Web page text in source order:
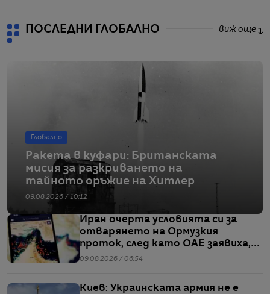
ПОСЛЕДНИ ГЛОБАЛНО виж още
Глобално
Ракета в куфари: Британската
мисия за разкриването на
тайното оръжие на Хитлер
09.08.2026 / 10:12
Иран очерта условията си за
отварянето на Ормузкия
проток, след като ОАЕ заявиха,
че един от корабите им е бил
09.08.2026 / 06:54
Киев: Украинската армия не е